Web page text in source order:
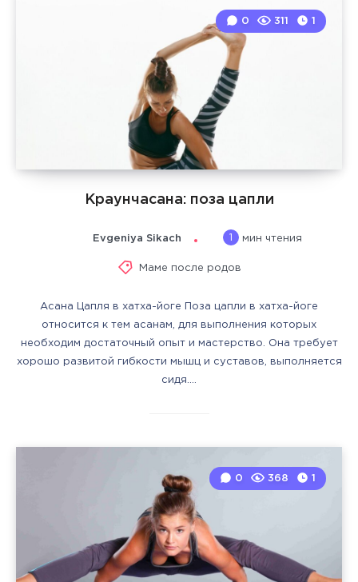
Краунчасана: поза цапли
0 311 1
Evgeniya Sikach 1 мин чтения
Маме после родов
Асана Цапля в хатха-йоге Поза цапли в хатха-йоге
относится к тем асанам, для выполнения которых
необходим достаточный опыт и мастерство. Она требует
хорошо развитой гибкости мышц и суставов, выполняется
сидя….
0 368 1